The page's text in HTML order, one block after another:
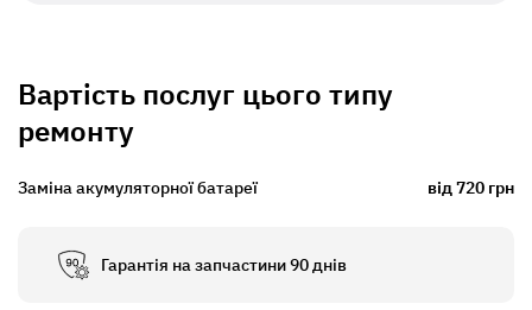
Вартість послуг цього типу
ремонту
Заміна акумуляторної батареї від 720 грн
Гарантія на запчастини 90 днів